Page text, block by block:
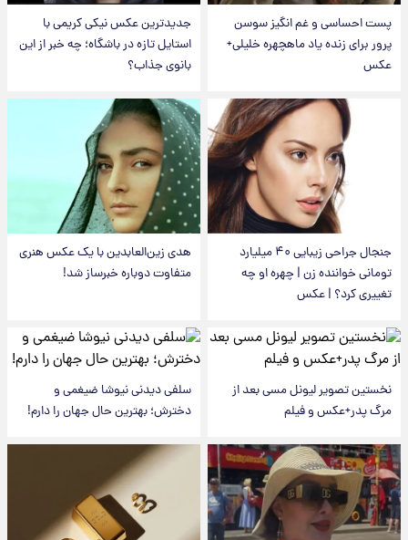
پست احساسی و غم انگیز سوسن
پرور برای زنده یاد ماهچهره خلیلی+
عکس
جدیدترین عکس نیکی کریمی با
استایل تازه در باشگاه؛ چه خبر از این
بانوی جذاب؟
جنجال جراحی زیبایی ۴۰ میلیارد
تومانی خواننده زن | چهره او چه
تغییری کرد؟ | عکس
هدی زین‌العابدین با یک عکس هنری
متفاوت دوباره خبرساز شد!
نخستین تصویر لیونل مسی بعد از
مرگ پدر+عکس و فیلم
سلفی دیدنی نیوشا ضیغمی و
دخترش؛ بهترین حال جهان را دارم!